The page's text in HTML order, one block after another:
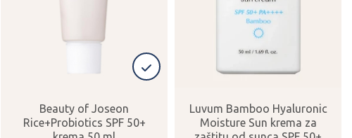
Beauty of Joseon
Rice+Probiotics SPF 50+
Luvum Bamboo Hyaluronic
Moisture Sun krema za